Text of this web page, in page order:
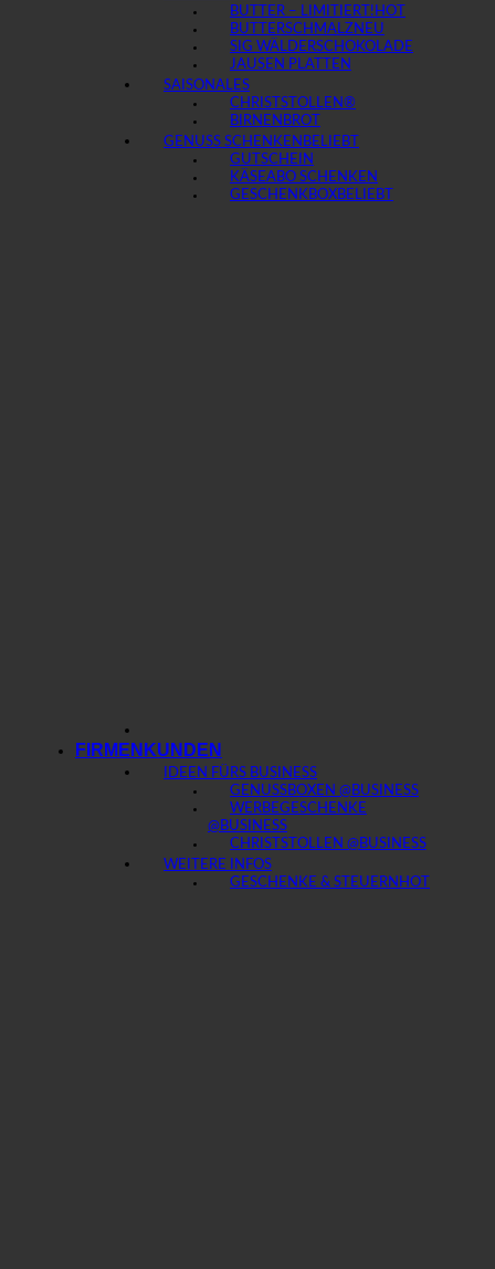
BUTTER – LIMITIERT!
BUTTERSCHMALZ
SIG WÄLDERSCHOKOLADE
JAUSEN PLATTEN
SAISONALES
CHRISTSTOLLEN®
BIRNENBROT
GENUSS SCHENKEN
GUTSCHEIN
KÄSEABO SCHENKEN
GESCHENKBOX
FIRMENKUNDEN
IDEEN FÜRS BUSINESS
GENUSSBOXEN @BUSINESS
WERBEGESCHENKE
@BUSINESS
CHRISTSTOLLEN @BUSINESS
WEITERE INFOS
GESCHENKE & STEUERN